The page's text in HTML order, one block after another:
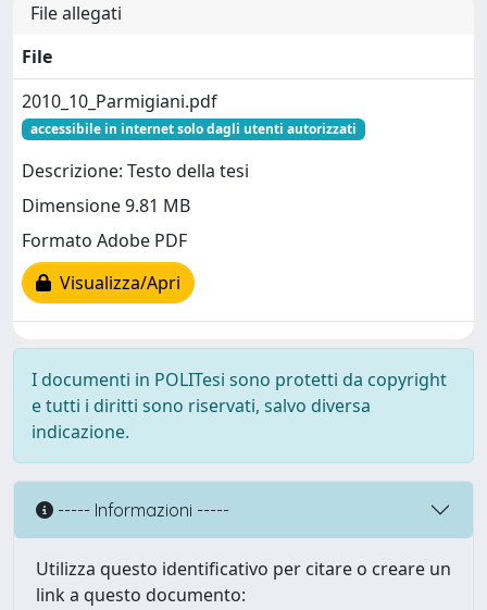
File allegati
File
2010_10_Parmigiani.pdf
accessibile in internet solo dagli utenti autorizzati
Descrizione: Testo della tesi
Dimensione 9.81 MB
Formato Adobe PDF
Visualizza/Apri
I documenti in POLITesi sono protetti da copyright
e tutti i diritti sono riservati, salvo diversa
indicazione.
----- Informazioni -----
Utilizza questo identificativo per citare o creare un
link a questo documento: